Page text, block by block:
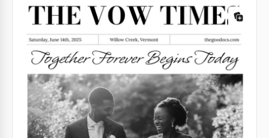
Joli journal de mariage esthétique
Laissez le modèle du journal de mariage esthétique